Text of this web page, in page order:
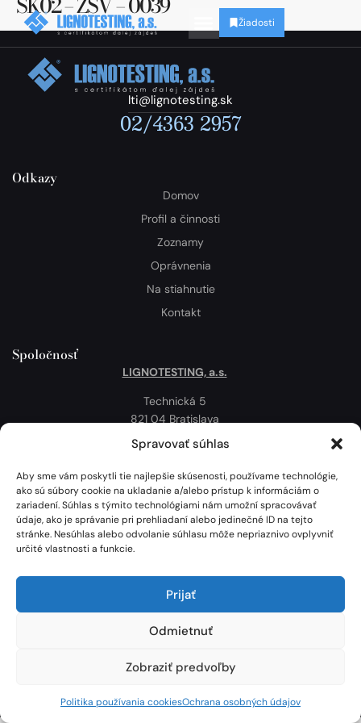
Spravovať súhlas
Aby sme vám poskytli tie najlepšie skúsenosti, používame technológie,
ako sú súbory cookie na ukladanie a/alebo prístup k informáciám o
zariadení. Súhlas s týmito technológiami nám umožní spracovávať
údaje, ako je správanie pri prehliadaní alebo jedinečné ID na tejto
stránke. Nesúhlas alebo odvolanie súhlasu môže nepriaznivo ovplyvniť
určité vlastnosti a funkcie.
Prijať
Odmietnuť
Zobraziť predvoľby
Politika používania cookiesOchrana osobných údajov
Žiadosti
lti@lignotesting.sk
02/4363 2957
Odkazy
Domov
Profil a činnosti
Zoznamy
Oprávnenia
Na stiahnutie
Kontakt
Spoločnosť
LIGNOTESTING, a.s.
Technická 5
821 04 Bratislava
Slovenská republika
Politika používania cookies
Mapa
Lignotesting, a. s. © 2024 | Všetky práva vyhradené. | Vytvoril: Marek Heinfarth.